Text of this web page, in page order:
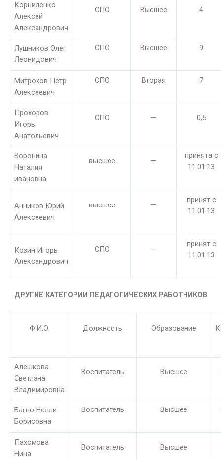
Корниленко
Алексей
Александрович
СПО Высшее 4
Лушников Олег
Леонидович
СПО Высшее 9
Митрохов Петр
Алексеевич
СПО Вторая 7
Прохоров
Игорь
Анатольевич
СПО — 0,5
Воронина
Наталия
ивановна
высшее —
принята с
11.01.13
Анников Юрий
Алексеевич
высшее —
принят с
11.01.13
Козин Игорь
Александрович
СПО —
принят с
11.01.13
ДРУГИЕ КАТЕГОРИИ ПЕДАГОГИЧЕСКИХ РАБОТНИКОВ
Ф.И.О. Должность Образование
Алешкова
Светлана
Владимировна
Воспитатель Высшее
Багно Нелли
Борисовна
Воспитатель Высшее
Пахомова
Нина
Воспитатель Высшее